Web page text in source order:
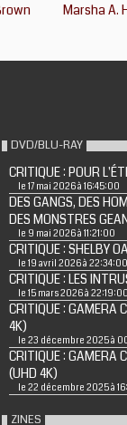
Marsha A.
DVD/BLU-RAY
CRITIQUE : POUR
le 17 mai 2026 à 16:45:00
DES GANGS, DES
DES MONSTRES
le 9 mai 2026 à 11:21:00
CRITIQUE : SHELBY
le 19 avril 2026 à 22:34:00
CRITIQUE : LES
le 15 mars 2026 à 22:19:00
CRITIQUE : GAMERA
4K)
le 23 décembre 2025 à
CRITIQUE : GAMERA
(UHD 4K)
le 22 décembre 2025 à
ZINES